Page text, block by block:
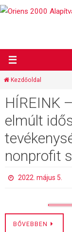
Megszakítás
Kezdőoldal
HÍREINK
elmúlt
nonprofit
2022. május 5.
BŐVEBBEN